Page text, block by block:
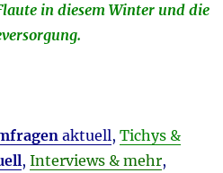
in diesem Winter und die
aktuell, Tichys &
, Interviews & mehr,